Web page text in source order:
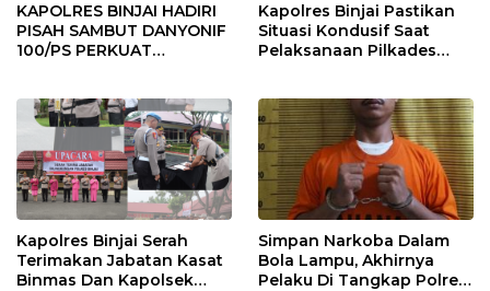
KAPOLRES BINJAI HADIRI
PISAH SAMBUT DANYONIF
100/PS PERKUAT
Kapolres Binjai Pastikan
Situasi Kondusif Saat
Pelaksanaan Pilkades
Kapolres Binjai Serah
Terimakan Jabatan Kasat
Binmas Dan Kapolsek
Simpan Narkoba Dalam
Bola Lampu, Akhirnya
Pelaku Di Tangkap Polres